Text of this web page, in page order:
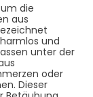
die
aus
und
unter der
oder
Dieser